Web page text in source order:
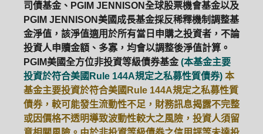
基金申購 策略成長 拉丁美洲
大中華
司債基金、PGIM JENNISON全球股票機會基金以及
PGIM JENNISON美國成長基金採反稀釋機制調整基
金淨值，該淨值適用於所有當日申購之投資者，不論
投資人申贖金額、多寡，均會以調整後淨值計算。
PGIM美國全方位非投資等級債券基金 (本基金主要
投資於符合美國Rule 144A規定之私募性質債券) 本
基金主要投資於符合美國Rule 144A規定之私募性質
債券，較可能發生流動性不足，財務訊息揭露不完整
或因價格不透明導致波動性較大之風險，投資人須留